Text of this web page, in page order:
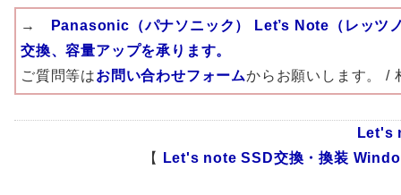
→
Panasonic（パナソニック） Let’s Note（レッツ
交換、容量アップを承ります。
ご質問等はお問い合わせフォームからお願いします。 /
Let's
【
Let's note SSD交換・換装